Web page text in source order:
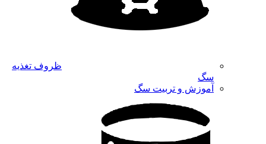
ظروف تغذیه
سگ
آموزش و تربیت سگ